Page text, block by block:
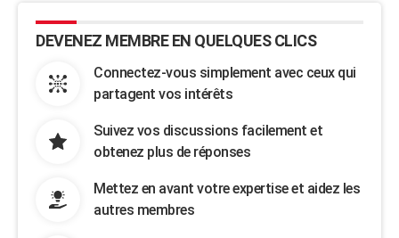
DEVENEZ MEMBRE EN QUELQUES CLICS
Connectez-vous simplement avec ceux qui
partagent vos intérêts
Suivez vos discussions facilement et
obtenez plus de réponses
Mettez en avant votre expertise et aidez les
autres membres